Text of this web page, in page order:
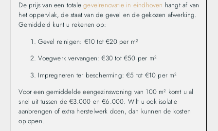
De prijs van een totalegevelrenovatie in eindhoven hangt af van
het oppervlak, de staat van de gevel en de gekozen afwerking.
Gemiddeld kunt u rekenen op:
Gevel reinigen: €10 tot €20 per m²
Voegwerk vervangen: €30 tot €50 per m²
Impregneren ter bescherming: €5 tot €10 per m²
Voor een gemiddelde eengezinswoning van 100 m² komt u al
snel uit tussen de €3.000 en €6.000. Wilt u ook isolatie
aanbrengen of extra herstelwerk doen, dan kunnen de kosten
oplopen.